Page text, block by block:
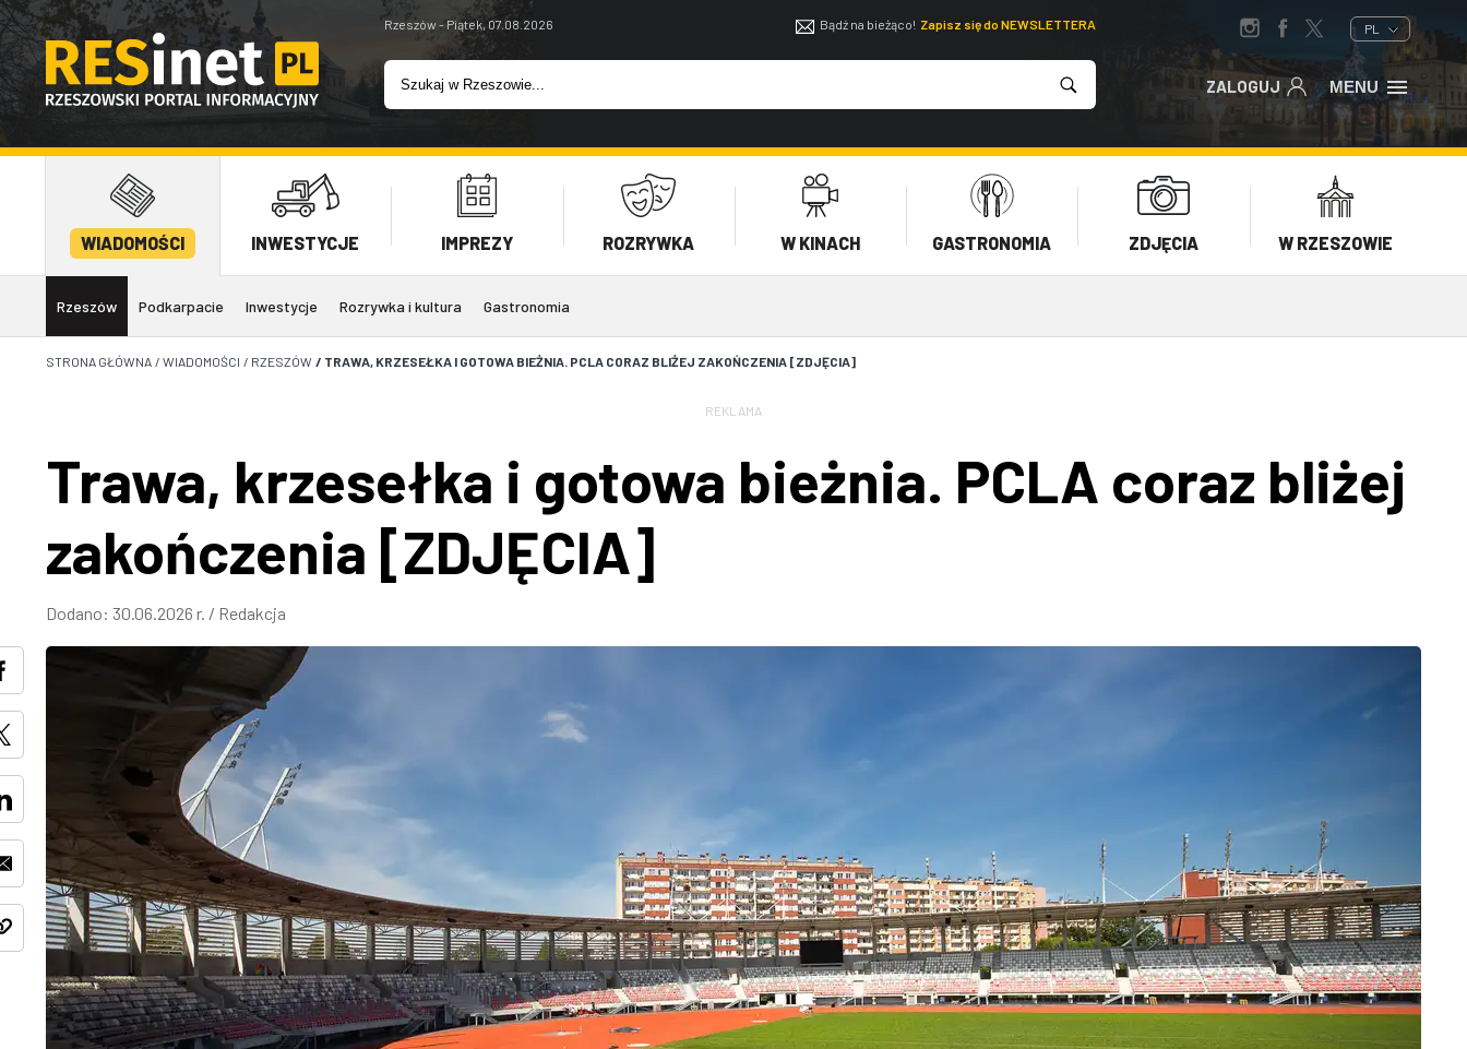
Rzeszów - Piątek, 07.08.2026 Bądź na bieżąco! Zapisz się do NEWSLETTERA PL
ZALOGUJ MENU
WIADOMOŚCI INWESTYCJE IMPREZY ROZRYWKA W KINACH GASTRONOMIA ZDJĘCIA W RZESZOWIE
Rzeszów Podkarpacie Inwestycje Rozrywka i kultura Gastronomia
STRONA GŁÓWNA / WIADOMOŚCI / RZESZÓW / TRAWA, KRZESEŁKA I GOTOWA BIEŻNIA. PCLA CORAZ BLIŻEJ ZAKOŃCZENIA [ZDJĘCIA]
REKLAMA
Trawa, krzesełka i gotowa bieżnia. PCLA coraz bliżej
zakończenia [ZDJĘCIA]
Dodano: 30.06.2026 r. / Redakcja